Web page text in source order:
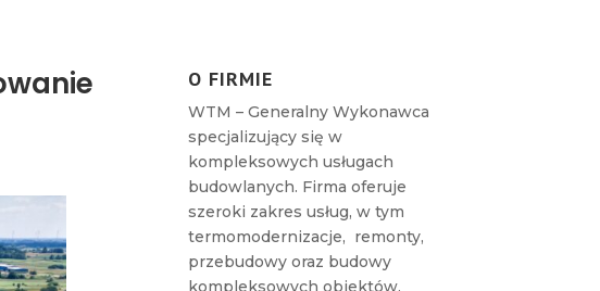
O FIRMIE
WTM – Generalny Wykonawca
specjalizujący się w
kompleksowych usługach
budowlanych. Firma oferuje
szeroki zakres usług, w tym
termomodernizacje, remonty,
przebudowy oraz budowy
kompleksowych obiektów.